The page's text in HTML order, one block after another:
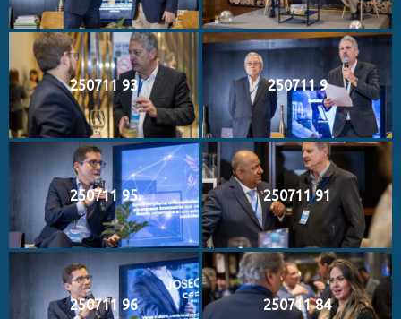
250711 93 250711 9
250711 95 250711 91
250711 96 250711 84